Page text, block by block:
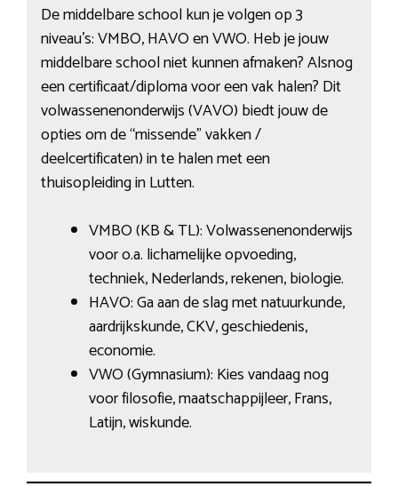
De middelbare school kun je volgen op 3
niveau’s: VMBO, HAVO en VWO. Heb je jouw
middelbare school niet kunnen afmaken? Alsnog
een certificaat/diploma voor een vak halen? Dit
volwassenenonderwijs (VAVO) biedt jouw de
opties om de “missende” vakken /
deelcertificaten) in te halen met een
thuisopleiding in Lutten.
VMBO (KB & TL): Volwassenenonderwijs
voor o.a. lichamelijke opvoeding,
techniek, Nederlands, rekenen, biologie.
HAVO: Ga aan de slag met natuurkunde,
aardrijkskunde, CKV, geschiedenis,
economie.
VWO (Gymnasium): Kies vandaag nog
voor filosofie, maatschappijleer, Frans,
Latijn, wiskunde.